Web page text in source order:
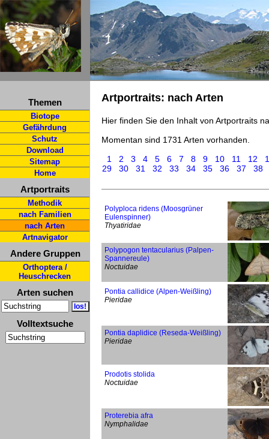
Themen
Biotope
Gefährdung
Schutz
Download
Sitemap
Home
Artportraits
Methodik
nach Familien
nach Arten
Artnavigator
Andere Gruppen
Orthoptera /
Heuschrecken
Arten suchen
Volltextsuche
Artportraits: nach Arten
Hier finden Sie den Inhalt von Artportraits
Momentan sind 1731 Arten vorhanden.
1
2 3 4 5 6 7 8 9 10 11 12
29
30 31 32 33 34 35 36 37 38
Polyploca ridens (Moosgrüner
Eulenspinner)
Thyatiridae
Polypogon tentacularius (Palpen-
Spannereule)
Noctuidae
Pontia callidice (Alpen-Weißling)
Pieridae
Pontia daplidice (Reseda-Weißling)
Pieridae
Prodotis stolida
Noctuidae
Proterebia afra
Nymphalidae